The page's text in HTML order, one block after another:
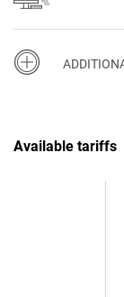
Available tariffs